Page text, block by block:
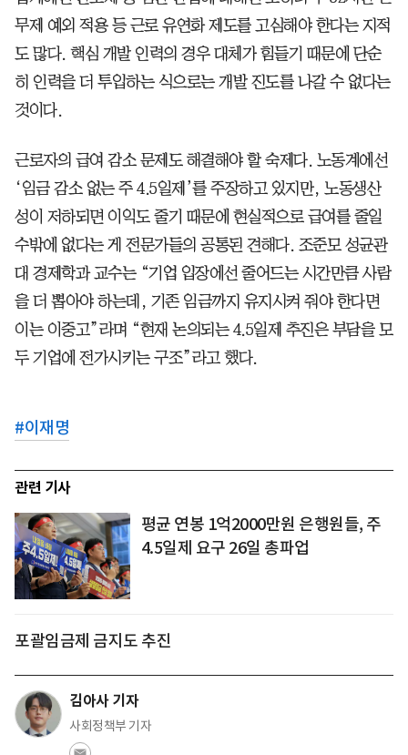
무제 예외 적용 등 근로 유연화 제도를 고심해야 한다는 지적
도 많다. 핵심 개발 인력의 경우 대체가 힘들기 때문에 단순
히 인력을 더 투입하는 식으로는 개발 진도를 나갈 수 없다는
것이다.
근로자의 급여 감소 문제도 해결해야 할 숙제다. 노동계에선
‘임금 감소 없는 주 4.5일제’를 주장하고 있지만, 노동생산
성이 저하되면 이익도 줄기 때문에 현실적으로 급여를 줄일
수밖에 없다는 게 전문가들의 공통된 견해다. 조준모 성균관
대 경제학과 교수는 “기업 입장에선 줄어드는 시간만큼 사람
을 더 뽑아야 하는데, 기존 임금까지 유지시켜 줘야 한다면
이는 이중고”라며 “현재 논의되는 4.5일제 추진은 부담을 모
두 기업에 전가시키는 구조”라고 했다.
#이재명
관련 기사
평균 연봉 1억2000만원 은행원들, 주
4.5일제 요구 26일 총파업
포괄임금제 금지도 추진
김아사 기자
사회정책부 기자